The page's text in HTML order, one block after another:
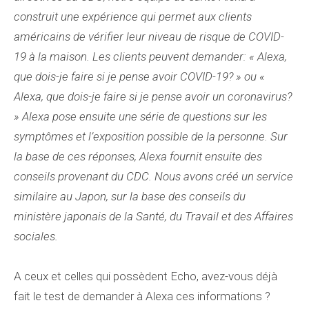
construit une expérience qui permet aux clients
américains de vérifier leur niveau de risque de COVID-
19 à la maison. Les clients peuvent demander: « Alexa,
que dois-je faire si je pense avoir COVID-19? » ou «
Alexa, que dois-je faire si je pense avoir un coronavirus?
» Alexa pose ensuite une série de questions sur les
symptômes et l’exposition possible de la personne. Sur
la base de ces réponses, Alexa fournit ensuite des
conseils provenant du CDC. Nous avons créé un service
similaire au Japon, sur la base des conseils du
ministère japonais de la Santé, du Travail et des Affaires
sociales.
A ceux et celles qui possèdent Echo, avez-vous déjà
fait le test de demander à Alexa ces informations ?